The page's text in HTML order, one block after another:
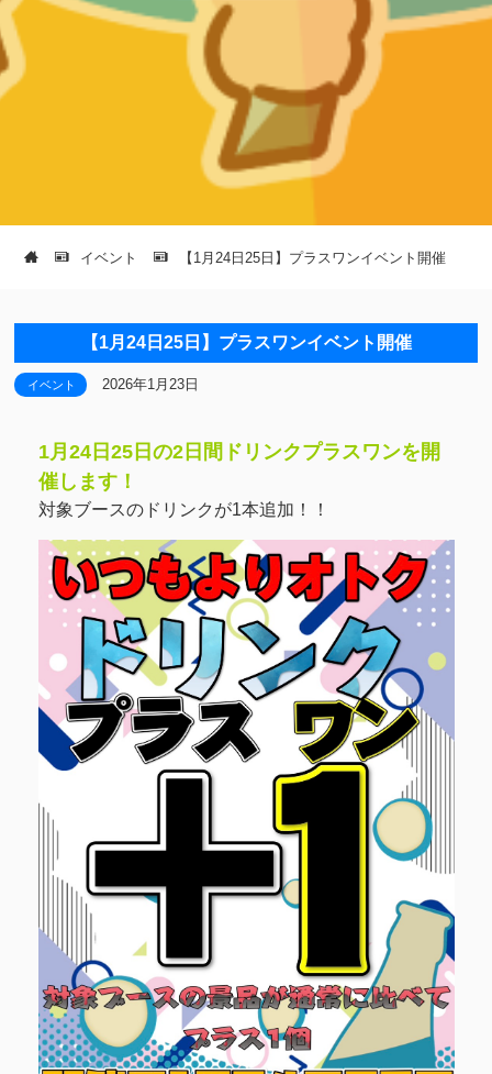
イベント 【1月24日25日】プラスワンイベント開催
【1月24日25日】プラスワンイベント開催
イベント 2026年1月23日
1月24日25日の2日間ドリンクプラスワンを開
催します！
対象ブースのドリンクが1本追加！！